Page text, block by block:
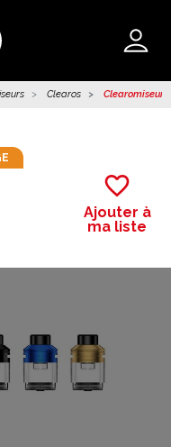
Clearos Clearomiseur
favorite_border
Ajouter à
ma liste